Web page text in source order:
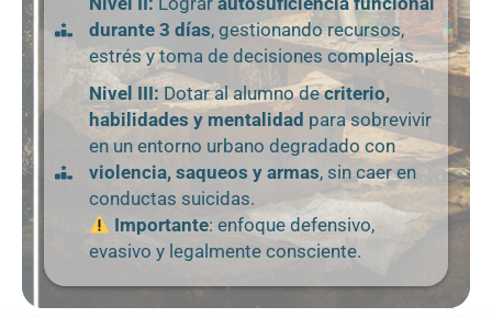
durante 3 días, gestionando recursos,
estrés y toma de decisiones complejas.
Nivel III:Dotar al alumno decriterio,
habilidades y mentalidad para sobrevivir
en un entorno urbano degradado con
violencia, saqueos y armas, sin caer en
conductas suicidas.
Importante: enfoque defensivo,
evasivo y legalmente consciente.